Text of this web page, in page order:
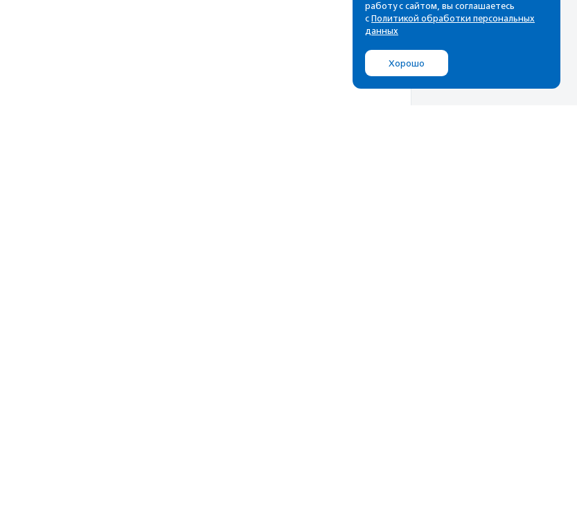
Рассылка
Cамые свежие новости,
почтовом ящике
работу с сайтом, вы соглашаетесь
с Политикой обработки персональных
данных
Хорошо